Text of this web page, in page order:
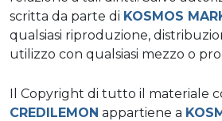
scritta da parte di KOSMOS
qualsiasi riproduzione,
utilizzo con qualsiasi mezzo o
Il Copyright di tutto il materiale
CREDILEMON appartiene a